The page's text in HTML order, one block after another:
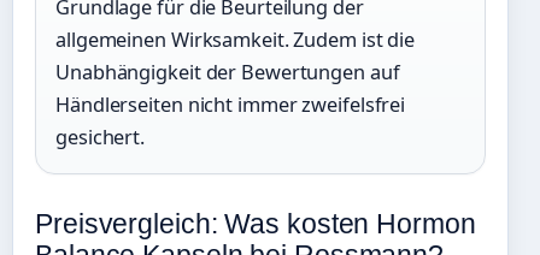
Grundlage für die Beurteilung der
allgemeinen Wirksamkeit. Zudem ist die
Unabhängigkeit der Bewertungen auf
Händlerseiten nicht immer zweifelsfrei
gesichert.
Preisvergleich: Was kosten Hormon